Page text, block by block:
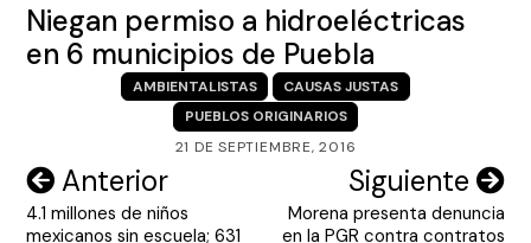
Niegan permiso a hidroeléctricas
en 6 municipios de Puebla
AMBIENTALISTAS
CAUSAS JUSTAS
PUEBLOS ORIGINARIOS
21 DE SEPTIEMBRE, 2016
Navegación
de
Anterior
4.1 millones de niños
mexicanos sin escuela; 631
Siguiente
Morena presenta denuncia
en la PGR contra contratos